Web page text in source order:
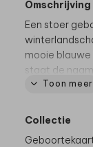
Omschrijving
Een stoer
mooie
staat de
Toon meer
Collectie